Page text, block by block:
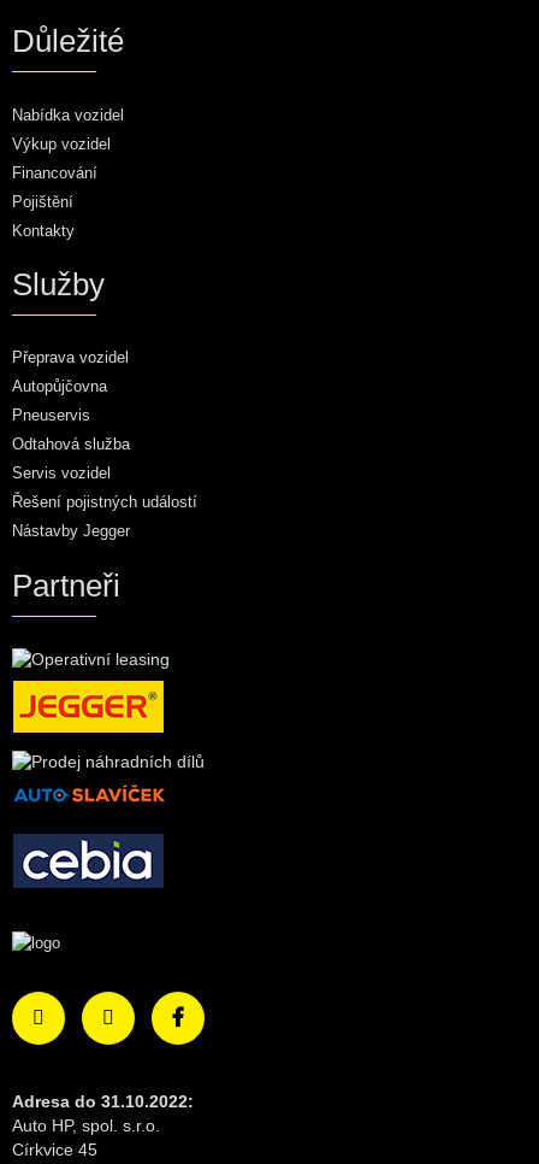
Důležité
Nabídka vozidel
Výkup vozidel
Financování
Pojištění
Kontakty
Služby
Přeprava vozidel
Autopůjčovna
Pneuservis
Odtahová služba
Servis vozidel
Řešení pojistných událostí
Nástavby Jegger
Partneři
Adresa do 31.10.2022:
Auto HP, spol. s.r.o.
Církvice 45